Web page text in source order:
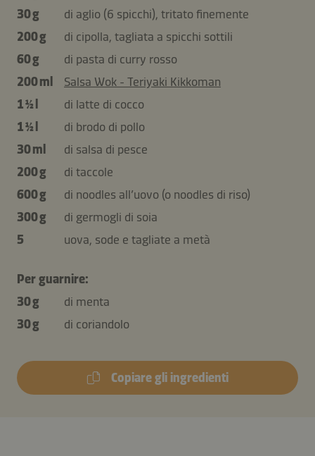
30 g
di aglio (6 spicchi), tritato finemente
200 g
di cipolla, tagliata a spicchi sottili
60 g
di pasta di curry rosso
200 ml
Salsa Wok - Teriyaki Kikkoman
1 ½ l
di latte di cocco
1 ½ l
di brodo di pollo
30 ml
di salsa di pesce
200 g
di taccole
600 g
di noodles all’uovo (o noodles di riso)
300 g
di germogli di soia
5
uova, sode e tagliate a metà
Per guarnire:
30 g
di menta
30 g
di coriandolo
Copiare gli ingredienti